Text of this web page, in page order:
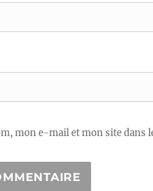
mon e-mail et mon site dans